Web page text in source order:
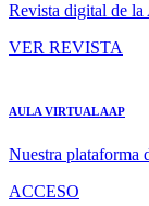
Revista digital de la
VER REVISTA
AULA VIRTUAL AAP
Nuestra plataforma
ACCESO